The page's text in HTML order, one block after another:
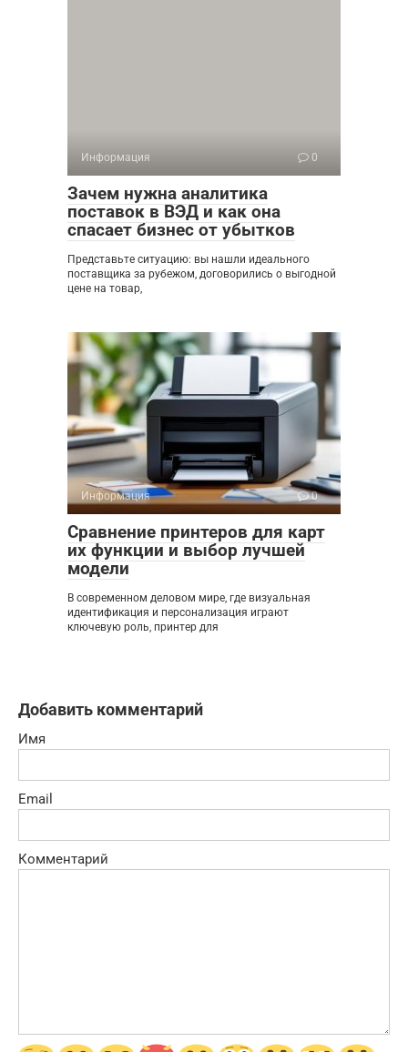
Информация 0
Зачем нужна аналитика
поставок в ВЭД и как она
спасает бизнес от убытков
Представьте ситуацию: вы нашли идеального
поставщика за рубежом, договорились о выгодной
цене на товар,
Информация 0
Сравнение принтеров для карт
их функции и выбор лучшей
модели
В современном деловом мире, где визуальная
идентификация и персонализация играют
ключевую роль, принтер для
Добавить комментарий
Имя
Email
Комментарий